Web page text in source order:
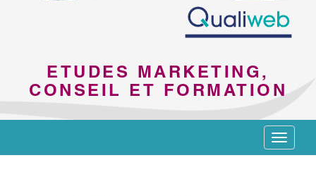
ETUDES MARKETING,
CONSEIL ET FORMATION
Toggle